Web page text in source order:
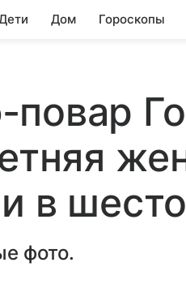
Дом Гороскопы
в
фото.